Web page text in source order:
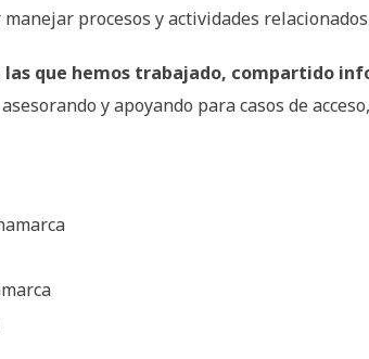
procesos y actividades
las que hemos trabajado, compartido
y apoyando para casos de